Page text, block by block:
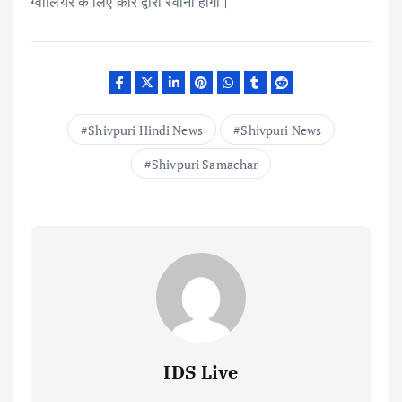
Shivpuri Hindi News
Shivpuri News
Shivpuri Samachar
IDS Live